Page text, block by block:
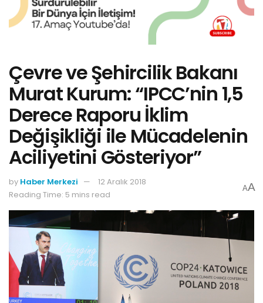
Çevre ve Şehircilik Bakanı
Murat Kurum: “IPCC’nin 1,5
Derece Raporu İklim
Değişikliği ile Mücadelenin
Aciliyetini Gösteriyor”
by Haber Merkezi
12 Aralık 2018
Reading Time: 5 mins read
AA